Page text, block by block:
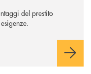
del prestito